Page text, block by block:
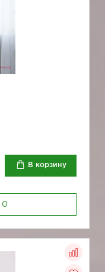
В корзину
0